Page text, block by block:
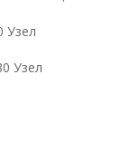
Узел
Узел